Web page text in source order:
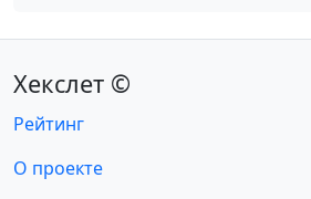
Хекслет ©
Рейтинг
О проекте